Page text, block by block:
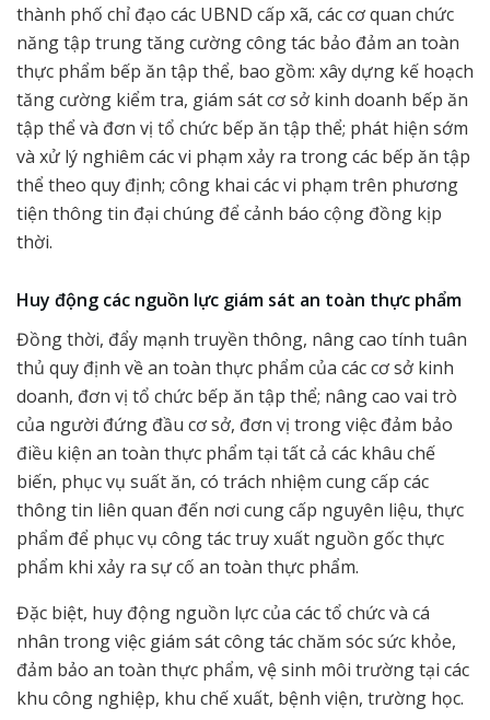
thành phố chỉ đạo các UBND cấp xã, các cơ quan chức
năng tập trung tăng cường công tác bảo đảm an toàn
thực phẩm bếp ăn tập thể, bao gồm: xây dựng kế hoạch
tăng cường kiểm tra, giám sát cơ sở kinh doanh bếp ăn
tập thể và đơn vị tổ chức bếp ăn tập thể; phát hiện sớm
và xử lý nghiêm các vi phạm xảy ra trong các bếp ăn tập
thể theo quy định; công khai các vi phạm trên phương
tiện thông tin đại chúng để cảnh báo cộng đồng kịp
thời.
Huy động các nguồn lực giám sát an toàn thực phẩm
Đồng thời, đẩy mạnh truyền thông, nâng cao tính tuân
thủ quy định về an toàn thực phẩm của các cơ sở kinh
doanh, đơn vị tổ chức bếp ăn tập thể; nâng cao vai trò
của người đứng đầu cơ sở, đơn vị trong việc đảm bảo
điều kiện an toàn thực phẩm tại tất cả các khâu chế
biến, phục vụ suất ăn, có trách nhiệm cung cấp các
thông tin liên quan đến nơi cung cấp nguyên liệu, thực
phẩm để phục vụ công tác truy xuất nguồn gốc thực
phẩm khi xảy ra sự cố an toàn thực phẩm.
Đặc biệt, huy động nguồn lực của các tổ chức và cá
nhân trong việc giám sát công tác chăm sóc sức khỏe,
đảm bảo an toàn thực phẩm, vệ sinh môi trường tại các
khu công nghiệp, khu chế xuất, bệnh viện, trường học.